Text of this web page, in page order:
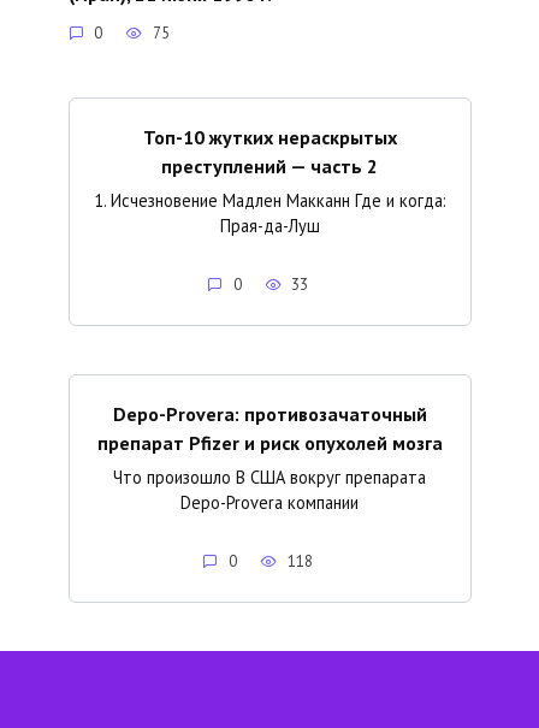
0 75
Топ-10 жутких нераскрытых
преступлений — часть 2
1. Исчезновение Мадлен Макканн Где и когда:
Прая-да-Луш
0 33
Depo-Provera: противозачаточный
препарат Pfizer и риск опухолей мозга
Что произошло В США вокруг препарата
Depo-Provera компании
0 118